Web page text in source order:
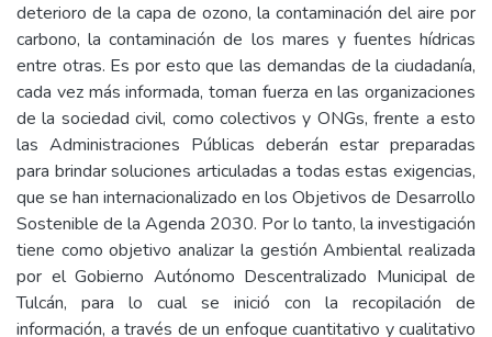
deterioro de la capa de ozono, la contaminación del aire por
carbono, la contaminación de los mares y fuentes hídricas
entre otras. Es por esto que las demandas de la ciudadanía,
cada vez más informada, toman fuerza en las organizaciones
de la sociedad civil, como colectivos y ONGs, frente a esto
las Administraciones Públicas deberán estar preparadas
para brindar soluciones articuladas a todas estas exigencias,
que se han internacionalizado en los Objetivos de Desarrollo
Sostenible de la Agenda 2030. Por lo tanto, la investigación
tiene como objetivo analizar la gestión Ambiental realizada
por el Gobierno Autónomo Descentralizado Municipal de
Tulcán, para lo cual se inició con la recopilación de
información, a través de un enfoque cuantitativo y cualitativo